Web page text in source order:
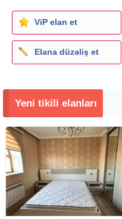
ViP elan et
Elana düzəliş et
Yeni tikili elanları